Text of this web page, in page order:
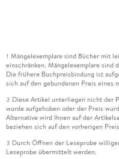
1 Mängelexemplare sind Bücher mit
einschränken. Mängelexemplare sind
Die frühere Buchpreisbindung ist
sich auf den gebundenen Preis eines
2 Diese Artikel unterliegen nicht der
wurde aufgehoben oder der Preis
Alternative wird Ihnen auf der
beziehen sich auf den vorherigen
3 Durch Öffnen der Leseprobe
Leseprobe übermittelt werden.